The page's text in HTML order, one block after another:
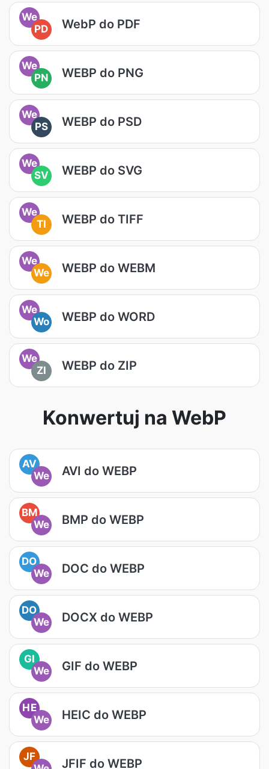
We
PD
WebP do PDF
We
PN
WEBP do PNG
We
PS
WEBP do PSD
We
SV
WEBP do SVG
We
TI
WEBP do TIFF
We
We
WEBP do WEBM
We
Wo
WEBP do WORD
We
ZI
WEBP do ZIP
Konwertuj na WebP
AV
We
AVI do WEBP
BM
We
BMP do WEBP
DO
We
DOC do WEBP
DO
We
DOCX do WEBP
GI
We
GIF do WEBP
HE
We
HEIC do WEBP
JF
JFIF do WEBP